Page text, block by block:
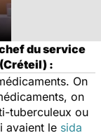
du service
:
On
on
tuberculeux ou
avaient le sida